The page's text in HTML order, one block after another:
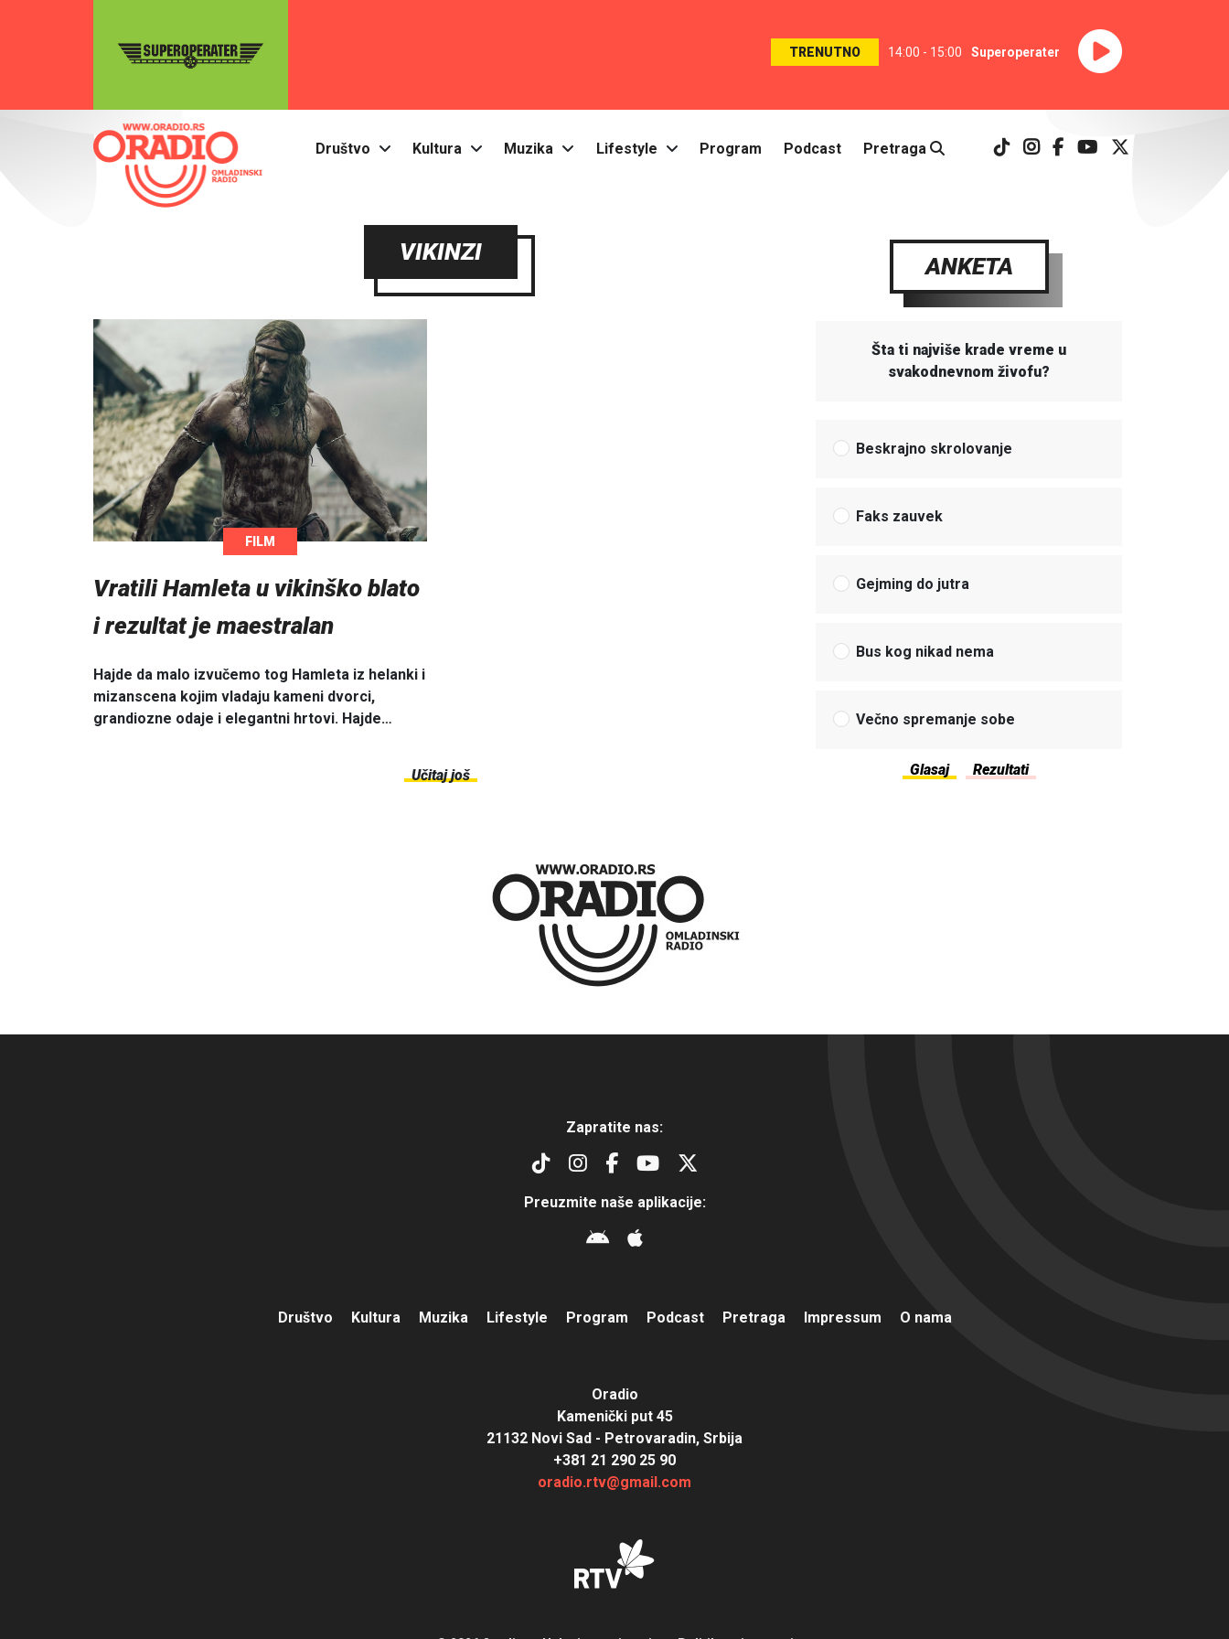
TRENUTNO 14:00 - 15:00 Superoperater
Društvo Kultura Muzika Lifestyle Program Podcast Pretraga
VIKINZI
FILM
Vratili Hamleta u vikinško blato
i rezultat je maestralan
Hajde da malo izvučemo tog Hamleta iz helanki i
mizanscena kojim vladaju kameni dvorci,
grandiozne odaje i elegantni hrtovi. Hajde…
Učitaj još
ANKETA
Šta ti najviše krade vreme u
svakodnevnom živofu?
Beskrajno skrolovanje
Faks zauvek
Gejming do jutra
Bus kog nikad nema
Večno spremanje sobe
Zapratite nas:
Preuzmite naše aplikacije:
Društvo Kultura Muzika Lifestyle Program Podcast Pretraga Impressum O nama
Oradio
Kamenički put 45
21132 Novi Sad - Petrovaradin, Srbija
+381 21 290 25 90
oradio.rtv@gmail.com